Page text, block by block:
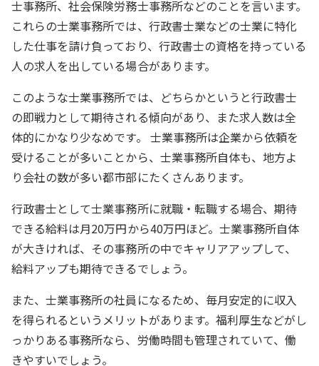
士事務所、社会保険労務士事務所などのことを言います。
これらの士業事務所では、行政書士業などの士業に特化
した仕事を請け負っており、行政書士の資格を持っている
人の求人を出している場合があります。
このような士業事務所では、どちらかというと行政書士
の即戦力として期待される傾向があり、また求人数は全
体的にかなり少なめです。 士業事務所は企業から依頼を
受けることが多いことから、士業事務所自体も、地方よ
り会社の数が多い都市部にたくさんあります。
行政書士として士業事務所に就職・転職する場合、期待
できる給料は月20万円から40万円ほど。士業事務所自体
が大きければ、その事務所の中でキャリアアップして、
給料アップも期待できるでしょう。
また、士業事務所の社員になるため、毎月安定的に収入
を得られるというメリットがあります。福利厚生などがし
っかりある事務所なら、労働時間も管理されていて、働
きやすいでしょう。